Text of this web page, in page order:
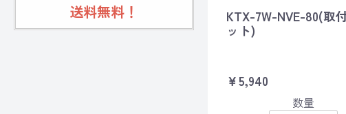
KTX-7W-NVE-80(取
ット)
￥5,940
数量
送料無料！